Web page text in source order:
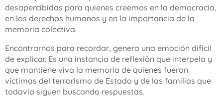
desapercibidas para quienes creemos en la democracia,
en los derechos humanos y en la importancia de la
memoria colectiva.
Encontrarnos para recordar, genera una emoción difícil
de explicar. Es una instancia de reflexión que interpela y
que mantiene viva la memoria de quienes fueron
víctimas del terrorismo de Estado y de las familias que
todavía siguen buscando respuestas.